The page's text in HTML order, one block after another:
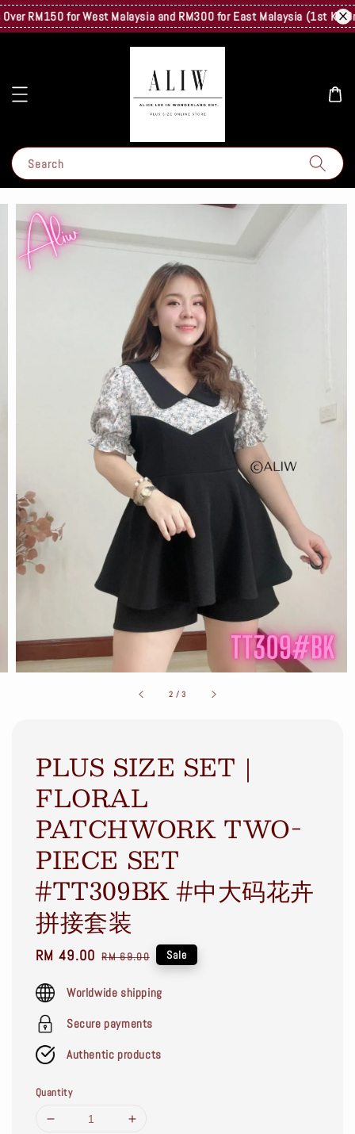
RM150 for West Malaysia and RM300 for East Malaysia (1st Kg
Search
2 /3
PLUS SIZE SET｜
FLORAL
PATCHWORK TWO-
PIECE SET
#TT309BK #中大码花卉
拼接套装
Sale
RM 49.00 Regular
RM 69.00 Sale
Worldwide shipping
Secure payments
Authentic products
Quantity